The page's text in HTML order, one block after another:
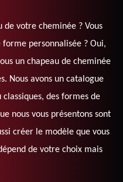
de votre cheminée ? Vous
personnalisée ? Oui,
un chapeau de cheminée
Nous avons un catalogue
des formes de
nous vous présentons sont
créer le modèle que vous
de votre choix mais